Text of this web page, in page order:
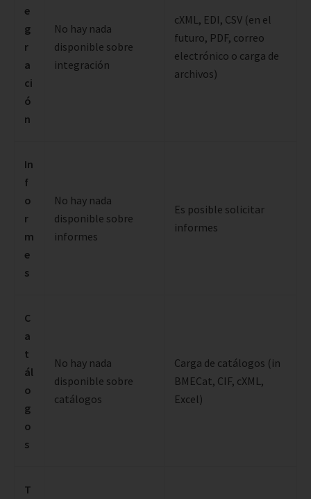
e
g
r
a
ci
ó
n
No hay nada
disponible sobre
integración
cXML, EDI, CSV (en el
futuro, PDF, correo
electrónico o carga de
archivos)
In
f
o
r
m
e
s
No hay nada
disponible sobre
informes
Es posible solicitar
informes
C
a
t
ál
o
g
o
s
No hay nada
disponible sobre
catálogos
Carga de catálogos (in
BMECat, CIF, cXML,
Excel)
T